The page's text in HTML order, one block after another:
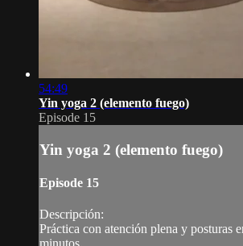
54:49
Yin yoga 2 (elemento fuego)
Episode 15
Yin yoga 2 (elemento fuego)
Episode 15
Descripción:
Práctica con atención plena y posturas